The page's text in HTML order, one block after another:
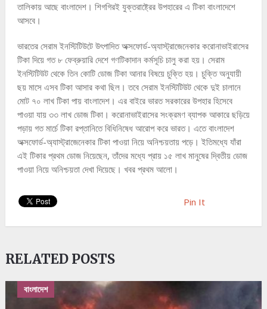
তালিকায় আছে বাংলাদেশ। শিগগিরই যুক্তরাষ্ট্রের উপহারের এ টিকা বাংলাদেশে
আসবে।
ভারতের সেরাম ইনস্টিটিউটে উৎপাদিত অক্সফোর্ড-অ্যাস্ট্রাজেনেকার করোনাভাইরাসের
টিকা দিয়ে গত ৮ ফেব্রুয়ারি দেশে গণটিকাদান কর্মসূচি চালু করা হয়। সেরাম
ইনস্টিটিউট থেকে তিন কোটি ডোজ টিকা আনার বিষয়ে চুক্তি হয়। চুক্তি অনুযায়ী
ছয় মাসে এসব টিকা আসার কথা ছিল। তবে সেরাম ইনস্টিটিউট থেকে দুই চালানে
মোট ৭০ লাখ টিকা পায় বাংলাদেশ। এর বাইরে ভারত সরকারের উপহার হিসেবে
পাওয়া যায় ৩৩ লাখ ডোজ টিকা। করোনাভাইরাসের সংক্রমণ ব্যাপক আকারে ছড়িয়ে
পড়ায় গত মার্চে টিকা রপ্তানিতে বিধিনিষেধ আরোপ করে ভারত। এতে বাংলাদেশ
অক্সফোর্ড-অ্যাস্ট্রাজেনেকার টিকা পাওয়া নিয়ে অনিশ্চয়তায় পড়ে। ইতিমধ্যে যাঁরা
এই টিকার প্রথম ডোজ নিয়েছেন, তাঁদের মধ্যে প্রায় ১৫ লাখ মানুষের দ্বিতীয় ডোজ
পাওয়া নিয়ে অনিশ্চয়তা দেখা দিয়েছে। খবর প্রথম আলো।
Pin It
RELATED POSTS
বাংলাদেশ